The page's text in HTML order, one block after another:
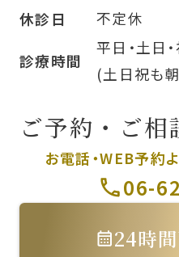
休診日 不定休
診療時間
平日・土日
(土日祝も
ご予約・ご相
お電話・WEB予約
06-
24時